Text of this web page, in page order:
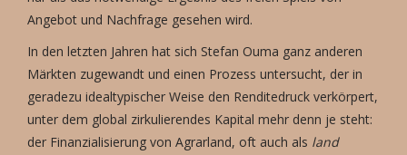
Angebot und Nachfrage gesehen wird.
In den letzten Jahren hat sich Stefan Ouma ganz anderen
Märkten zugewandt und einen Prozess untersucht, der in
geradezu idealtypischer Weise den Renditedruck verkörpert,
unter dem global zirkulierendes Kapital mehr denn je steht:
der Finanzialisierung von Agrarland, oft auch als land